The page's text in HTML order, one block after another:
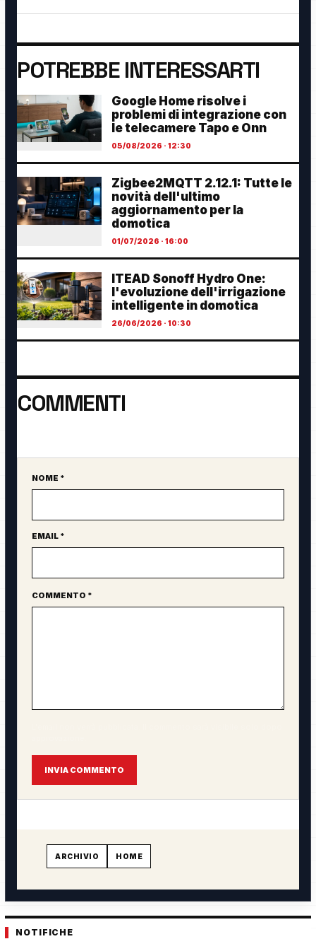
POTREBBE INTERESSARTI
Google Home risolve i
problemi di integrazione con
le telecamere Tapo e Onn
05/08/2026 · 12:30
Zigbee2MQTT 2.12.1: Tutte le
novità dell'ultimo
aggiornamento per la
domotica
01/07/2026 · 16:00
ITEAD Sonoff Hydro One:
l'evoluzione dell'irrigazione
intelligente in domotica
26/06/2026 · 10:30
COMMENTI
Sito web
NOME *
EMAIL *
COMMENTO *
INVIA COMMENTO
ARCHIVIO HOME
NOTIFICHE